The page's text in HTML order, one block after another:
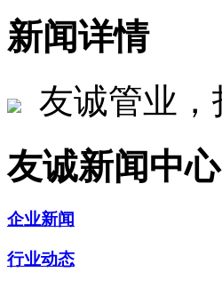
新闻详情
友诚管业
友诚新闻中心
企业新闻
行业动态